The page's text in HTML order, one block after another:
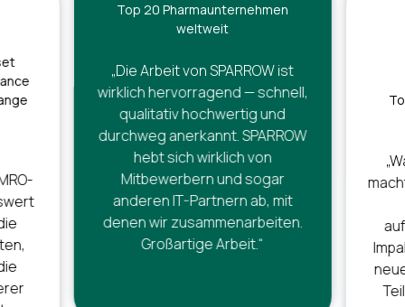
Top 20 Pharmaunternehmen
weltweit
„Die Arbeit von SPARROW ist
wirklich hervorragend — schnell,
qualitativ hochwertig und
durchweg anerkannt. SPARROW
hebt sich wirklich von
Mitbewerbern und sogar
anderen IT-Partnern ab, mit
denen wir zusammenarbeiten.
Großartige Arbeit.“